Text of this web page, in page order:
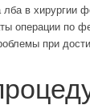
лба в хирургии
операции
при